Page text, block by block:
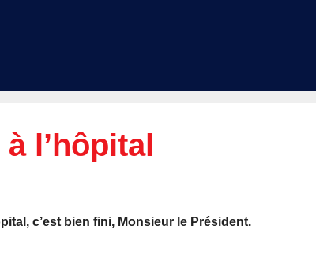
l’hôpital
c’est bien fini, Monsieur le Président.